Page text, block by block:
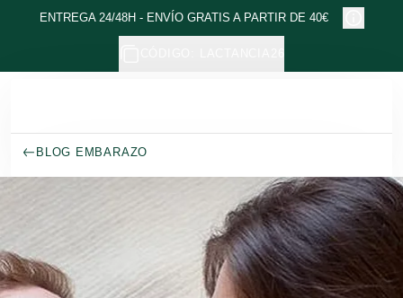
Ir al contenido principal
ENTREGA 24/48H - ENVÍO GRATIS A PARTIR DE 40€
BLOG EMBARAZO